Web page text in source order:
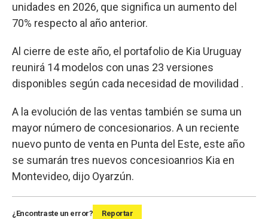
unidades en 2026, que significa un aumento del
70% respecto al año anterior.
Al cierre de este año, el portafolio de Kia Uruguay
reunirá 14 modelos con unas 23 versiones
disponibles según cada necesidad de movilidad .
A la evolución de las ventas también se suma un
mayor número de concesionarios. A un reciente
nuevo punto de venta en Punta del Este, este año
se sumarán tres nuevos concesioanrios Kia en
Montevideo, dijo Oyarzún.
¿Encontraste un error? Reportar